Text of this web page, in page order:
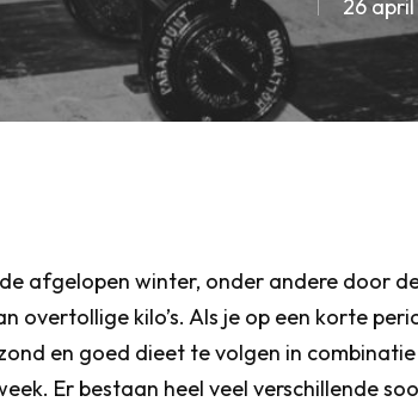
26 april
afgelopen winter, onder andere door
overtollige kilo’s. Als je op een korte
en goed dieet te volgen in
Er bestaan heel veel verschillende